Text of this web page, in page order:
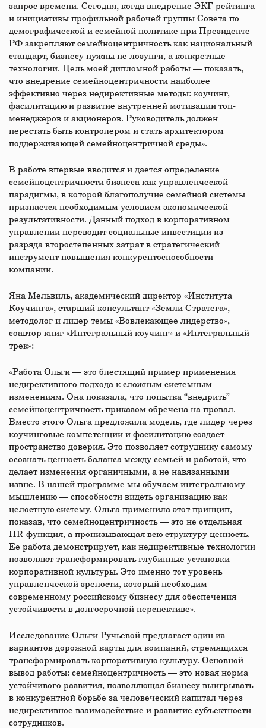
запрос времени. Сегодня, когда внедрение ЭКГ-рейтинга
и инициативы профильной рабочей группы Совета по
демографической и семейной политике при Президенте
РФ закрепляют семейноцентричность как национальный
стандарт, бизнесу нужны не лозунги, а конкретные
технологии. Цель моей дипломной работы — показать,
что внедрение семейноцентричности наиболее
эффективно через недирективные методы: коучинг,
фасилитацию и развитие внутренней мотивации топ-
менеджеров и акционеров. Руководитель должен
перестать быть контролером и стать архитектором
поддерживающей семейноцентричной среды».
В работе впервые вводится и дается определение
семейноцентричности бизнеса как управленческой
парадигмы, в которой благополучие семейной системы
признается необходимым условием экономической
результативности. Данный подход в корпоративном
управлении переводит социальные инвестиции из
разряда второстепенных затрат в стратегический
инструмент повышения конкурентоспособности
компании.
Яна Мельвиль, академический директор «Института
Коучинга», старший консультант «Земли Стратега»,
методолог и лидер темы «Вовлекающее лидерство»,
соавтор книг «Интегральный коучинг» и «Интегральный
трек»:
«Работа Ольги — это блестящий пример применения
недирективного подхода к сложным системным
изменениям. Она показала, что попытка “внедрить”
семейноцентричность приказом обречена на провал.
Вместо этого Ольга предложила модель, где лидер через
коучинговые компетенции и фасилитацию создает
пространство доверия. Это позволяет сотруднику самому
осознать ценность баланса между семьей и работой, что
делает изменения органичными, а не навязанными
извне. В нашей программе мы обучаем интегральному
мышлению — способности видеть организацию как
целостную систему. Ольга применила этот принцип,
показав, что семейноцентричность — это не отдельная
HR-функция, а пронизывающая всю структуру ценность.
Ее работа демонстрирует, как недирективные технологии
позволяют трансформировать глубинные установки
корпоративной культуры. Это именно тот уровень
управленческой зрелости, который необходим
современному российскому бизнесу для обеспечения
устойчивости в долгосрочной перспективе».
Исследование Ольги Ручьевой предлагает один из
вариантов дорожной карты для компаний, стремящихся
трансформировать корпоративную культуру. Основной
вывод работы: семейноцентричность — это новая норма
устойчивого развития, позволяющая бизнесу выигрывать
в конкурентной борьбе за человеческий капитал через
недирективное взаимодействие и развитие субъектности
сотрудников.